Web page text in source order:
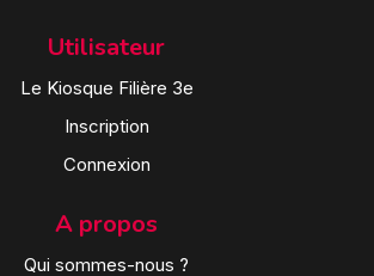
Utilisateur
Le Kiosque Filière 3e
Inscription
Connexion
A propos
Qui sommes-nous ?